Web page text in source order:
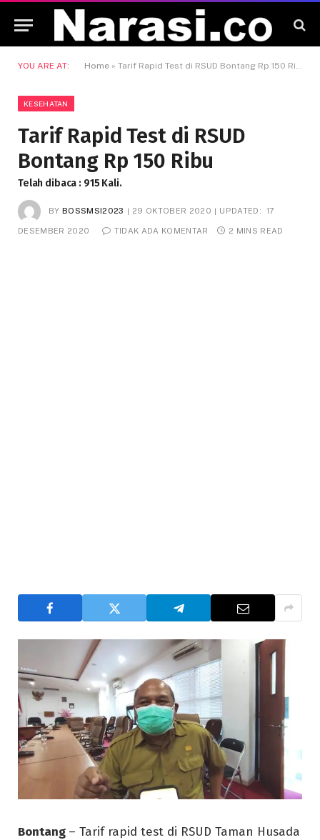
YOU ARE AT: Home » Tarif Rapid Test di RSUD Bontang Rp 150 Ribu
KESEHATAN
Tarif Rapid Test di RSUD
Bontang Rp 150 Ribu
Telah dibaca : 915 Kali.
BY BOSSMSI2023 29 OKTOBER 2020 UPDATED: 17
DESEMBER 2020 TIDAK ADA KOMENTAR 2 MINS READ
Bontang – Tarif rapid test di RSUD Taman Husada